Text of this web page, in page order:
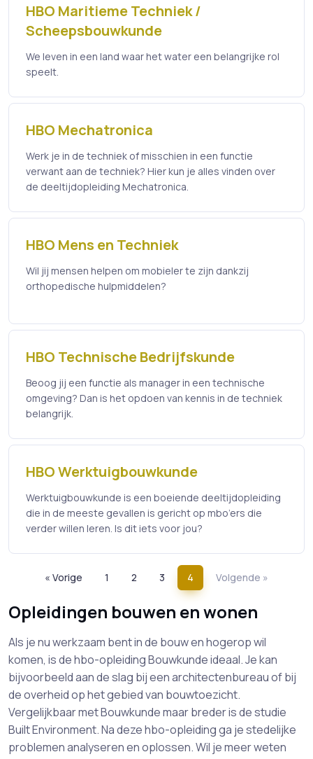
HBO Maritieme Techniek /
Scheepsbouwkunde
We leven in een land waar het water een belangrijke rol
speelt.
HBO Mechatronica
Werk je in de techniek of misschien in een functie
verwant aan de techniek? Hier kun je alles vinden over
de deeltijdopleiding Mechatronica.
HBO Mens en Techniek
Wil jij mensen helpen om mobieler te zijn dankzij
orthopedische hulpmiddelen?
HBO Technische Bedrijfskunde
Beoog jij een functie als manager in een technische
omgeving? Dan is het opdoen van kennis in de techniek
belangrijk.
HBO Werktuigbouwkunde
Werktuigbouwkunde is een boeiende deeltijdopleiding
die in de meeste gevallen is gericht op mbo’ers die
verder willen leren. Is dit iets voor jou?
« Vorige 1 2 3 4 Volgende »
Opleidingen bouwen en wonen
Als je nu werkzaam bent in de bouw en hogerop wil
komen, is de hbo-opleiding Bouwkunde ideaal. Je kan
bijvoorbeeld aan de slag bij een architectenbureau of bij
de overheid op het gebied van bouwtoezicht.
Vergelijkbaar met Bouwkunde maar breder is de studie
Built Environment. Na deze hbo-opleiding ga je stedelijke
problemen analyseren en oplossen. Wil je meer weten